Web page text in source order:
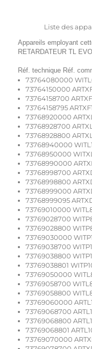
Liste des
Appareils employant
RETARDATEUR TL
Réf. technique Réf.
73764080000
73764150000
73764158700
73764158795
73768920000
73768928700
73768928800
73768940000
73768950000
73768990000
73768998700
73768998800
73768999000
73768999095
73769010000
73769028700
73769028800
73769030000
73769038700
73769038800
73769038801
73769050000
73769058700
73769058800
73769060000
73769068700
73769068800
73769068801
73769070000